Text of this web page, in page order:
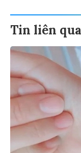
Tin liên